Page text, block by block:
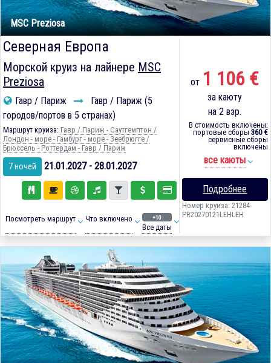
MSC Preziosa
Северная Европа
Морской круиз на лайнере MSC
Preziosa
Гавр / Париж
Гавр / Париж (5
городов/портов в 5 странах)
Маршрут круиза: Гавр / Париж - Саутгемптон /
Лондон - море - Гамбург - море - Зеебрюгге /
Брюссель - Роттердам - Гавр / Париж
7 ночей 21.01.2027 - 28.01.2027
Посмотреть маршрут Что включено +10
Все даты
от 1 106 €
за каюту
на 2 взр.
В стоимость включены:
портовые сборы 360 €
сервисные сборы
включены
все каюты
Подробнее
Номер круиза: 21284-
PR20270121LEHLEH